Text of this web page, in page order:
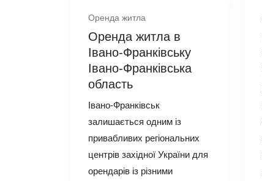
Оренда житла
Оренда житла в
Івано‑Франківську
Івано‑Франківська
область
Івано‑Франківськ
залишається одним із
привабливих регіональних
центрів західної України для
орендарів із різними